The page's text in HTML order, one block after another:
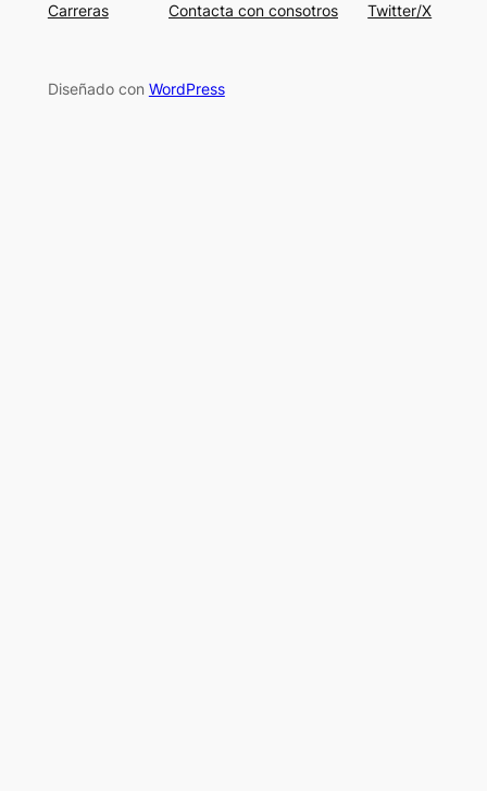
Carreras
Contacta con consotros
Twitter/X
Diseñado con WordPress